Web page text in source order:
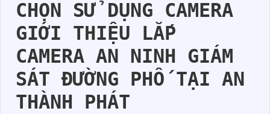
CHỌN SỬ DỤNG CAMERA
GIỚI THIỆU LẮP
CAMERA AN NINH GIÁM
SÁT ĐƯỜNG PHỐ TẠI AN
THÀNH PHÁT